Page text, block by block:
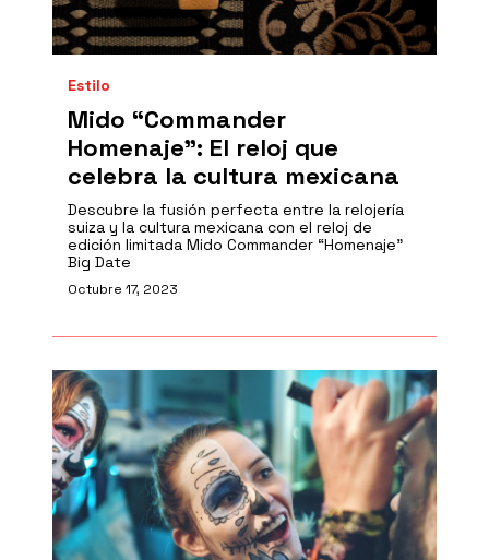
Estilo
Mido “Commander
Homenaje": El reloj que
celebra la cultura mexicana
Descubre la fusión perfecta entre la relojería
suiza y la cultura mexicana con el reloj de
edición limitada Mido Commander “Homenaje”
Big Date
Octubre 17, 2023